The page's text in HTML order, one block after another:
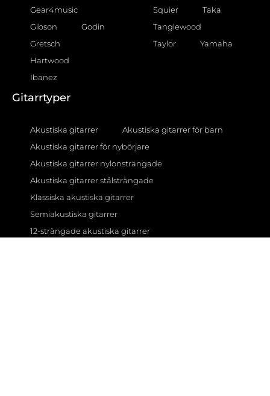
Gear4music
Gibson
Godin
Gretsch
Hartwood
Ibanez
Squier
Taka
Tanglewood
Taylor
Yamaha
Gitarrtyper
Akustiska gitarrer
Akustiska gitarrer för barn
Akustiska gitarrer för nybörjare
Akustiska gitarrer nylonsträngade
Akustiska gitarrer stålsträngade
Klassiska akustiska gitarrer
Semiakustiska gitarrer
12-strängade akustiska gitarrer